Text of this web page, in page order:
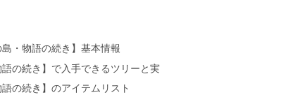
・物語の続き】基本情報
語の続き】で入手できるツリーと実
の続き】のアイテムリスト